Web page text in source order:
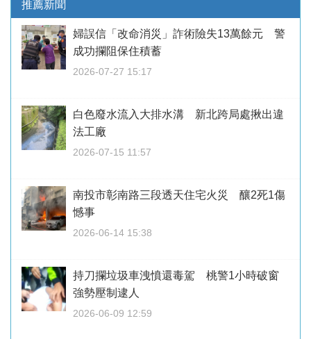
推薦新聞
婦誤信「改命消災」詐術險失13萬餘元 警
成功攔阻保住積蓄
2026-07-27 15:17
白色廢水流入大排水溝 新北跨局處揪出違
法工廠
2026-07-15 11:57
南投市彰南路三段透天住宅火災 釀2死1傷
憾事
2026-06-14 15:38
持刀攔垃圾車洩憤還毒駕 桃警1小時破窗
強勢壓制逮人
2026-06-09 12:59